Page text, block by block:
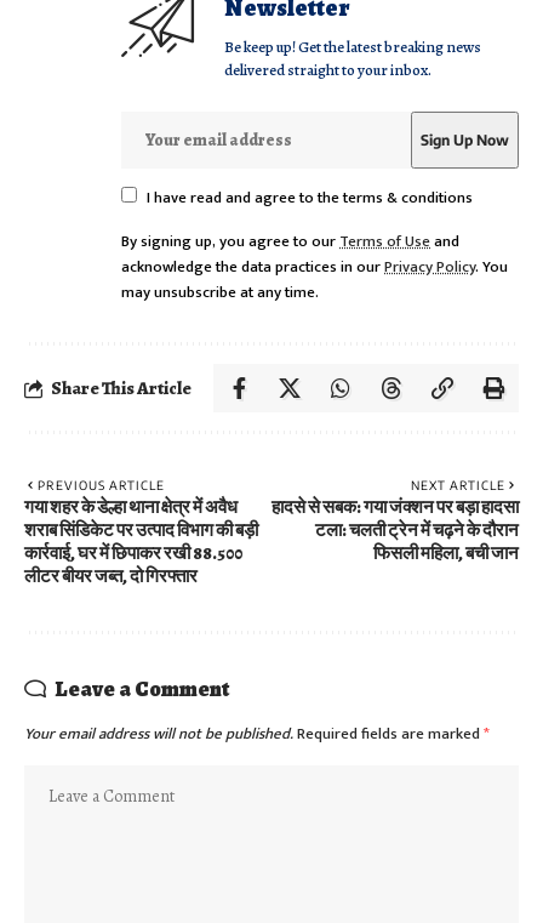
Newsletter
Be keep up! Get the latest breaking news
delivered straight to your inbox.
I have read and agree to the terms & conditions
By signing up, you agree to ourTerms of Useand
acknowledge the data practices in ourPrivacy Policy. You
may unsubscribe at any time.
Share This Article
PREVIOUS ARTICLE
गया शहर के डेल्हा थाना क्षेत्र में अवैध
शराब सिंडिकेट पर उत्पाद विभाग की बड़ी
कार्रवाई, घर में छिपाकर रखी 88.500
लीटर बीयर जब्त, दो गिरफ्तार
NEXT ARTICLE
हादसे से सबक: गया जंक्शन पर बड़ा हादसा
टला: चलती ट्रेन में चढ़ने के दौरान
फिसली महिला, बची जान
Leave a Comment
Your email address will not be published.Required fields are marked*